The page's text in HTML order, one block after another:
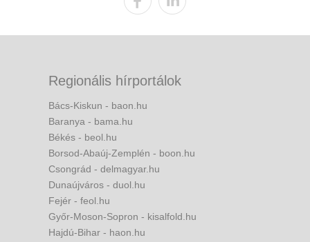
Regionális hírportálok
Bács-Kiskun - baon.hu
Baranya - bama.hu
Békés - beol.hu
Borsod-Abaúj-Zemplén - boon.hu
Csongrád - delmagyar.hu
Dunaújváros - duol.hu
Fejér - feol.hu
Győr-Moson-Sopron - kisalfold.hu
Hajdú-Bihar - haon.hu